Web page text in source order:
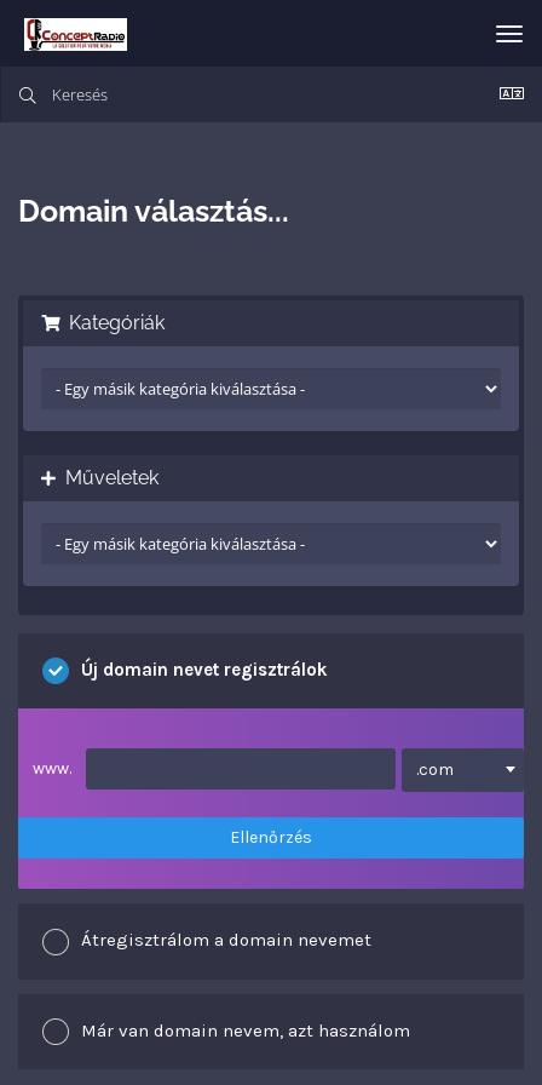
Domain választás...
Kategóriák
Műveletek
Új domain nevet regisztrálok
www. .com
Ellenőrzés
Átregisztrálom a domain nevemet
Már van domain nevem, azt használom